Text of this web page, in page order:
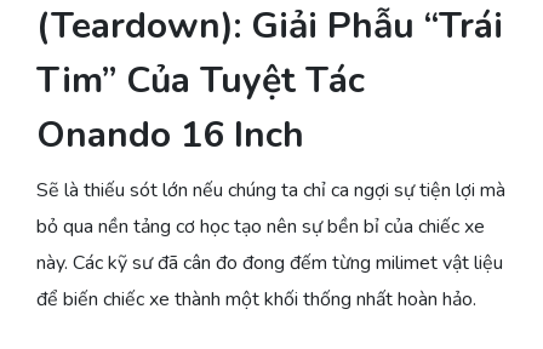
(Teardown): Giải Phẫu “Trái
Tim” Của Tuyệt Tác
Onando 16 Inch
Sẽ là thiếu sót lớn nếu chúng ta chỉ ca ngợi sự tiện lợi mà
bỏ qua nền tảng cơ học tạo nên sự bền bỉ của chiếc xe
này. Các kỹ sư đã cân đo đong đếm từng milimet vật liệu
để biến chiếc xe thành một khối thống nhất hoàn hảo.